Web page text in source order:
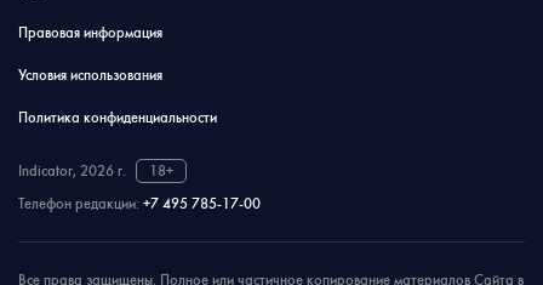
Правовая информация
Условия использования
Политика конфиденциальности
Indicator, 2026 г.
18+
Телефон редакции: +7 495 785-17-00
Все права защищены. Полное или частичное копирование материалов Сайта в